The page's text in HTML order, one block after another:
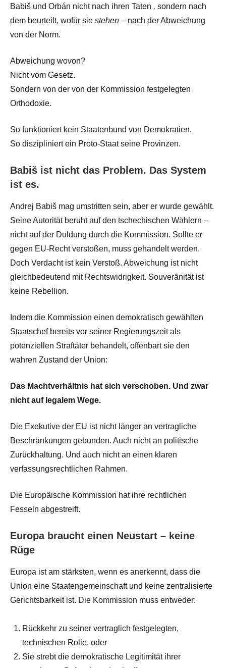
Babiš und Orbán nicht nach ihren Taten , sondern nach
dem beurteilt, wofür sie stehen – nach der Abweichung
von der Norm.
Abweichung wovon?
Nicht vom Gesetz.
Sondern von der von der Kommission festgelegten
Orthodoxie.
So funktioniert kein Staatenbund von Demokratien.
So diszipliniert ein Proto-Staat seine Provinzen.
Babiš ist nicht das Problem. Das System
ist es.
Andrej Babiš mag umstritten sein, aber er wurde gewählt.
Seine Autorität beruht auf den tschechischen Wählern –
nicht auf der Duldung durch die Kommission. Sollte er
gegen EU-Recht verstoßen, muss gehandelt werden.
Doch Verdacht ist kein Verstoß. Abweichung ist nicht
gleichbedeutend mit Rechtswidrigkeit. Souveränität ist
keine Rebellion.
Indem die Kommission einen demokratisch gewählten
Staatschef bereits vor seiner Regierungszeit als
potenziellen Straftäter behandelt, offenbart sie den
wahren Zustand der Union:
Das Machtverhältnis hat sich verschoben. Und zwar
nicht auf legalem Wege.
Die Exekutive der EU ist nicht länger an vertragliche
Beschränkungen gebunden. Auch nicht an politische
Zurückhaltung. Und auch nicht an einen klaren
verfassungsrechtlichen Rahmen.
Die Europäische Kommission hat ihre rechtlichen
Fesseln abgestreift.
Europa braucht einen Neustart – keine
Rüge
Europa ist am stärksten, wenn es anerkennt, dass die
Union eine Staatengemeinschaft und keine zentralisierte
Gerichtsbarkeit ist. Die Kommission muss entweder:
Rückkehr zu seiner vertraglich festgelegten,
technischen Rolle, oder
Sie strebt die demokratische Legitimität ihrer